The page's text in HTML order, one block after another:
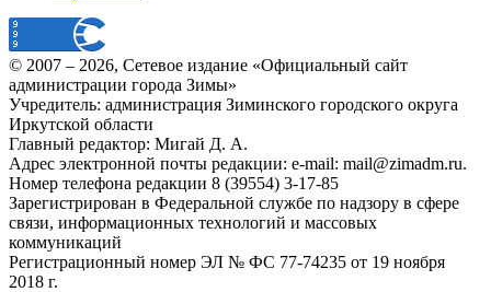
© 2007 – 2026, Сетевое издание «Официальный сайт
администрации города Зимы»
Учредитель: администрация Зиминского городского округа
Иркутской области
Главный редактор: Мигай Д. А.
Адрес электронной почты редакции: e-mail: mail@zimadm.ru.
Номер телефона редакции 8 (39554) 3-17-85
Зарегистрирован в Федеральной службе по надзору в сфере
связи, информационных технологий и массовых
коммуникаций
Регистрационный номер ЭЛ № ФС 77-74235 от 19 ноября
2018 г.